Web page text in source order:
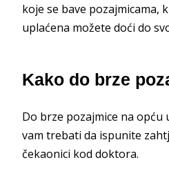
koje se bave pozajmicama,
uplaćena možete doći do
Kako do brze
Do brze pozajmice na
vam trebati da ispunite
čekaonici kod doktora.